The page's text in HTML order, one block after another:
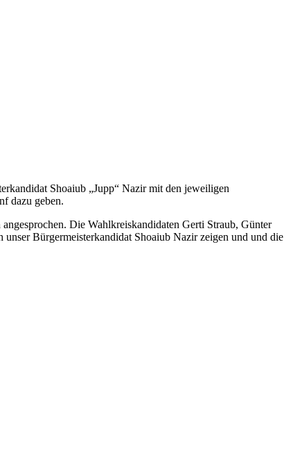
Shoaiub „Jupp“ Nazir mit den jeweiligen
dazu geben.
Die Wahlkreiskandidaten Gerti Straub, Günter
Bürgermeisterkandidat Shoaiub Nazir zeigen und und die